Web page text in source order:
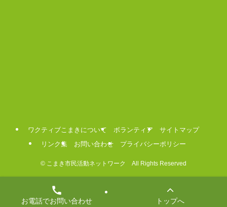
ワクティブこまきについて ボランティア
サイトマップ
リンク集
お問い合わせ プライバシーポリシー
© こまき市民活動ネットワーク All Rights Reserved
お電話でお問い合わせ トップへ